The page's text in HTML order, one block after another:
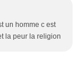
un homme c est
la peur la religion